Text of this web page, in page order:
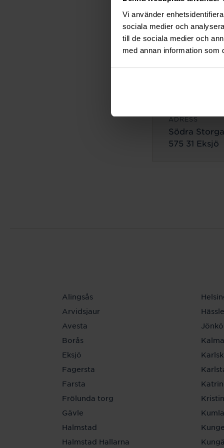
Vi använder
sociala medier och
till de sociala medier och
med annan information som
Lilla
503 35 Borås
ADRESS
Södra
575 31 Eksjö
Alingsås
Arvidsjaur
Avesta
Borås
Eksjö
Fagersta
Farsta
Frölunda torg
Gävle
Halmstad
Halmstad Hallarna
Kumla